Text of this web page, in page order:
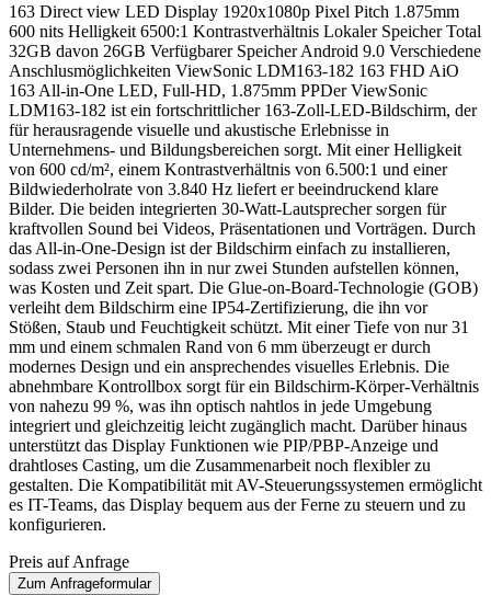
163 Direct view LED Display 1920x1080p Pixel Pitch 1.875mm
600 nits Helligkeit 6500:1 Kontrastverhältnis Lokaler Speicher Total
32GB davon 26GB Verfügbarer Speicher Android 9.0 Verschiedene
Anschlusmöglichkeiten ViewSonic LDM163-182 163 FHD AiO
163 All-in-One LED, Full-HD, 1.875mm PPDer ViewSonic
LDM163-182 ist ein fortschrittlicher 163-Zoll-LED-Bildschirm, der
für herausragende visuelle und akustische Erlebnisse in
Unternehmens- und Bildungsbereichen sorgt. Mit einer Helligkeit
von 600 cd/m², einem Kontrastverhältnis von 6.500:1 und einer
Bildwiederholrate von 3.840 Hz liefert er beeindruckend klare
Bilder. Die beiden integrierten 30-Watt-Lautsprecher sorgen für
kraftvollen Sound bei Videos, Präsentationen und Vorträgen. Durch
das All-in-One-Design ist der Bildschirm einfach zu installieren,
sodass zwei Personen ihn in nur zwei Stunden aufstellen können,
was Kosten und Zeit spart. Die Glue-on-Board-Technologie (GOB)
verleiht dem Bildschirm eine IP54-Zertifizierung, die ihn vor
Stößen, Staub und Feuchtigkeit schützt. Mit einer Tiefe von nur 31
mm und einem schmalen Rand von 6 mm überzeugt er durch
modernes Design und ein ansprechendes visuelles Erlebnis. Die
abnehmbare Kontrollbox sorgt für ein Bildschirm-Körper-Verhältnis
von nahezu 99 %, was ihn optisch nahtlos in jede Umgebung
integriert und gleichzeitig leicht zugänglich macht. Darüber hinaus
unterstützt das Display Funktionen wie PIP/PBP-Anzeige und
drahtloses Casting, um die Zusammenarbeit noch flexibler zu
gestalten. Die Kompatibilität mit AV-Steuerungssystemen ermöglicht
es IT-Teams, das Display bequem aus der Ferne zu steuern und zu
konfigurieren.
Preis auf Anfrage
Zum Anfrageformular